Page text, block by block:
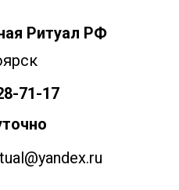
Ритуал РФ
71-17